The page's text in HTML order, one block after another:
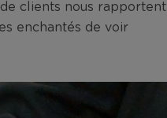
de clients nous rapportent
enchantés de voir